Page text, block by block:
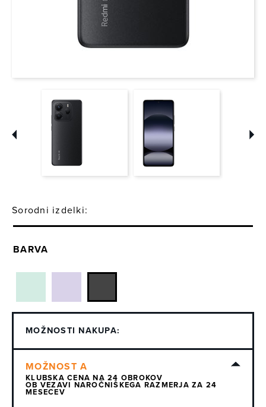
Sorodni izdelki:
BARVA
MOŽNOSTI NAKUPA:
KLUBSKA CENA NA 24 OBROKOV
OB VEZAVI NAROČNIŠKEGA RAZMERJA ZA 24
MESECEV